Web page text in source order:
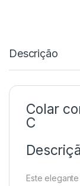
Descrição
Colar
C
Este